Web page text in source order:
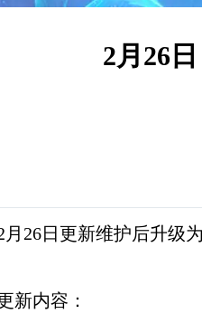
2月26
月26日更新维护后升级
新内容：